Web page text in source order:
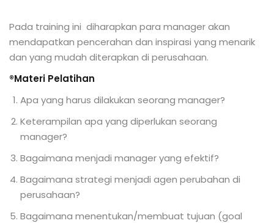
Pada training ini diharapkan para manager akan
mendapatkan pencerahan dan inspirasi yang menarik
dan yang mudah diterapkan di perusahaan.
®Materi Pelatihan
Apa yang harus dilakukan seorang manager?
Keterampilan apa yang diperlukan seorang
manager?
Bagaimana menjadi manager yang efektif?
Bagaimana strategi menjadi agen perubahan di
perusahaan?
Bagaimana menentukan/membuat tujuan (goal